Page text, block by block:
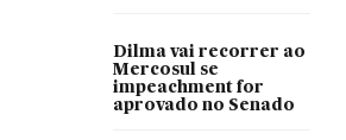
Dilma vai recorrer ao
Mercosul se
impeachment for
aprovado no Senado